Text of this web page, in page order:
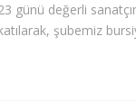
günü değerli
şubemiz